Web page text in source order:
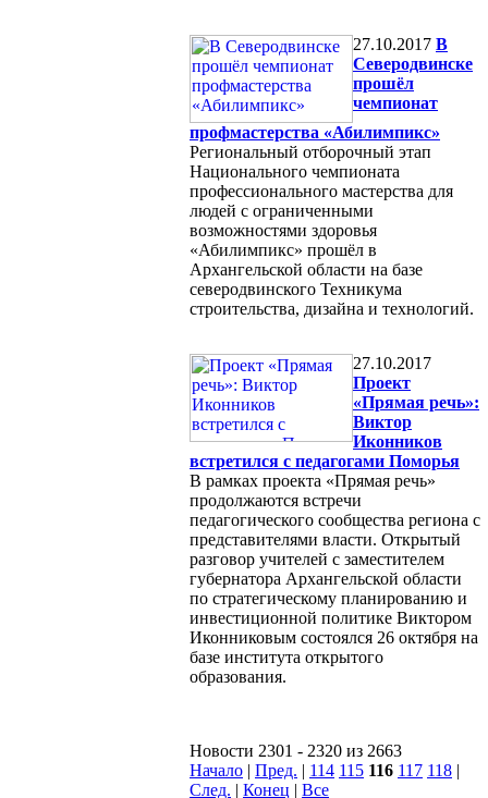
27.10.2017 В
Северодвинске
прошёл
чемпионат
профмастерства «Абилимпикс»
Региональный отборочный этап
Национального чемпионата
профессионального мастерства для
людей с ограниченными
возможностями здоровья
«Абилимпикс» прошёл в
Архангельской области на базе
северодвинского Техникума
строительства, дизайна и технологий.
27.10.2017
Проект
«Прямая речь»:
Виктор
Иконников
встретился с педагогами Поморья
В рамках проекта «Прямая речь»
продолжаются встречи
педагогического сообщества региона с
представителями власти. Открытый
разговор учителей с заместителем
губернатора Архангельской области
по стратегическому планированию и
инвестиционной политике Виктором
Иконниковым состоялся 26 октября на
базе института открытого
образования.
Новости 2301 - 2320 из 2663
Начало | Пред. | 114 115 116 117 118 |
След. | Конец | Все